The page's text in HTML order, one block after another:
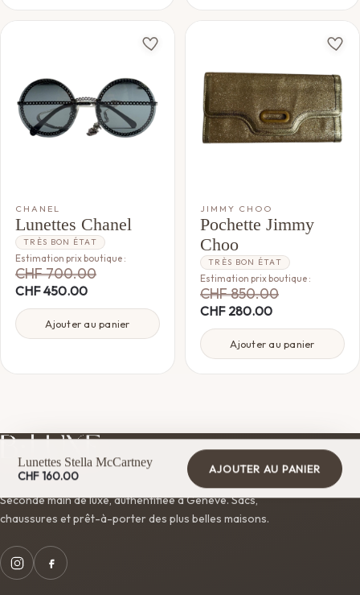
CHANEL
Lunettes Chanel
TRÈS BON ÉTAT
Estimation prix boutique :
CHF700.00
CHF450.00
Ajouter au panier
JIMMY CHOO
Pochette Jimmy
Choo
TRÈS BON ÉTAT
Estimation prix boutique :
CHF850.00
CHF280.00
Ajouter au panier
Lunettes Stella McCartney
CHF160.00 AJOUTER AU PANIER
Seconde main de luxe, authentifiée à Genève. Sacs,
chaussures et prêt-à-porter des plus belles maisons.